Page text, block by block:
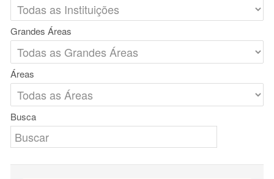
Grandes Áreas
Áreas
Busca